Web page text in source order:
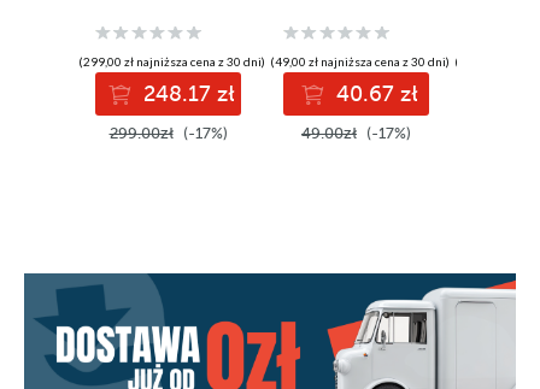
(299,00 zł najniższa cena z 30 dni)
248.17 zł
299.00zł (-17%)
(49,00 zł najniższa cena z 30 dni)
40.67 zł
49.00zł (-17%)
(249,00 zł